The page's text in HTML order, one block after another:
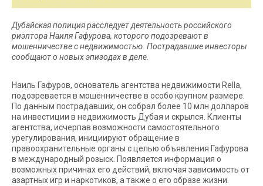
Дубайская полиция расследует деятельность российского
риэлтора Наиля Гафурова, которого подозревают в
мошенничестве с недвижимостью. Пострадавшие инвесторы
сообщают о новых эпизодах в деле.
Наиль Гафуров, основатель агентства недвижимости Rella,
подозревается в мошенничестве в особо крупном размере.
По данным пострадавших, он собрал более 10 млн долларов
на инвестиции в недвижимость Дубая и скрылся. Клиенты
агентства, исчерпав возможности самостоятельного
урегулирования, инициируют обращение в
правоохранительные органы с целью объявления Гафурова
в международный розыск. Появляется информация о
возможных причинах его действий, включая зависимость от
азартных игр и наркотиков, а также о его образе жизни.